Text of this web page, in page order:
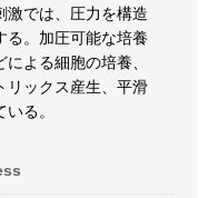
激では、圧力を構造
る。加圧可能な培養
よる細胞の培養、
リックス産生、平滑
る。